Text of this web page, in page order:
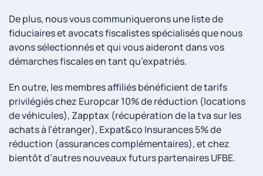
De plus, nous vous communiquerons une liste de
fiduciaires et avocats fiscalistes spécialisés que nous
avons sélectionnés et qui vous aideront dans vos
démarches fiscales en tant qu’expatriés.
En outre, les membres affiliés bénéficient de tarifs
privilégiés chez Europcar 10% de réduction (locations
de véhicules), Zapptax (récupération de la tva sur les
achats à l’étranger), Expat&co Insurances 5% de
réduction (assurances complémentaires), et chez
bientôt d’autres nouveaux futurs partenaires UFBE.